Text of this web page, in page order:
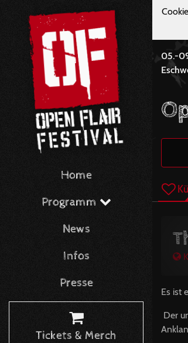
Home
Programm
News
Infos
Presse
Tickets & Merch
05.-
Es ist
Der